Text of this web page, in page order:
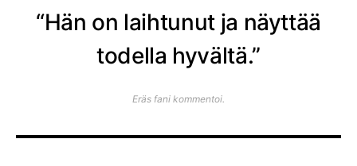
“Hän on laihtunut ja näyttää
todella hyvältä.”
Eräs fani kommentoi.